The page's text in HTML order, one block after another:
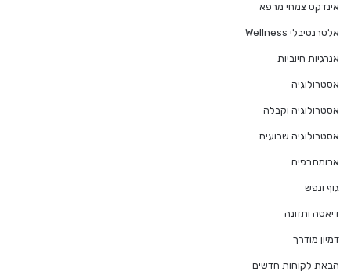
אינדקס צמחי מרפא
אלטרנטיבלי Wellness
אנרגיות חיוביות
אסטרולוגיה
אסטרולוגיה וקבלה
אסטרולוגיה שבועית
ארומתרפיה
גוף ונפש
דיאטה ותזונה
דמיון מודרך
הבאת לקוחות חדשים